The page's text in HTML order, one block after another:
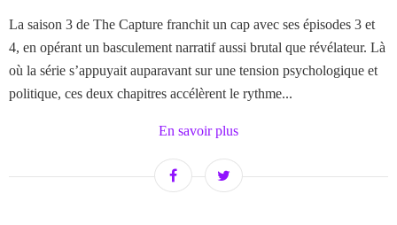
La saison 3 de The Capture franchit un cap avec ses épisodes 3 et
4, en opérant un basculement narratif aussi brutal que révélateur. Là
où la série s’appuyait auparavant sur une tension psychologique et
politique, ces deux chapitres accélèrent le rythme...
En savoir plus